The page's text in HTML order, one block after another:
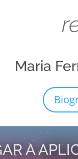
Maria
A